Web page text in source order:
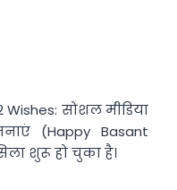
Wishes: सोशल मीडिया
(Happy Basant
शुरू हो चुका है।